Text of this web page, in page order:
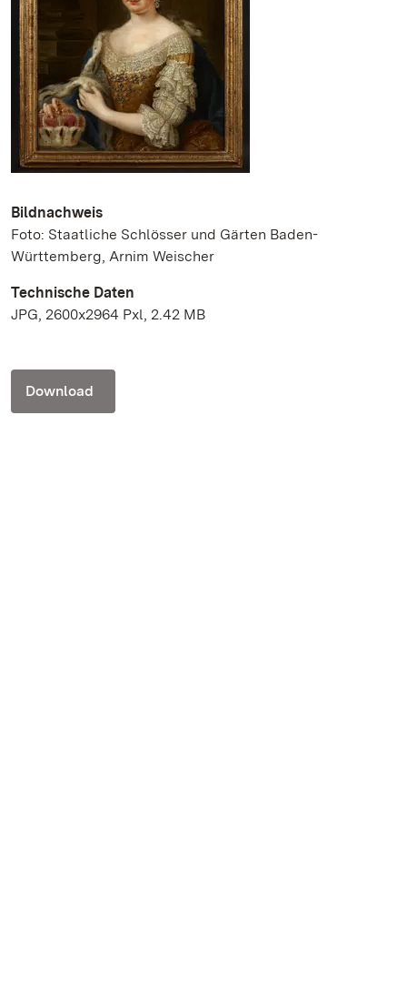
Bildnachweis
Foto: Staatliche Schlösser und Gärten Baden-
Württemberg, Arnim Weischer
Technische Daten
JPG, 2600x2964 Pxl, 2.42 MB
Download